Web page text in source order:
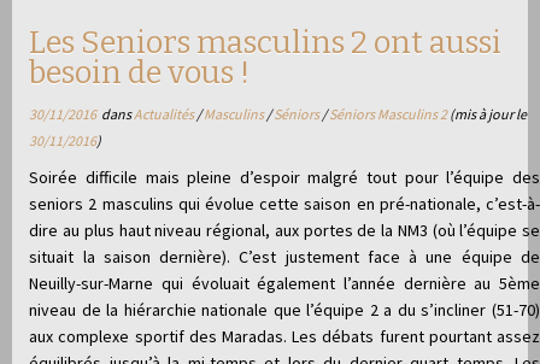
Les Seniors masculins 2 ont aussi
besoin de vous !
30/11/2016dansActualités/Masculins/Séniors/Séniors Masculins 2(mis à jour le
30/11/2016)
Soirée difficile mais pleine d’espoir malgré tout pour l’équipe des
seniors 2 masculins qui évolue cette saison en pré-nationale, c’est-à-
dire au plus haut niveau régional, aux portes de la NM3 (où l’équipe se
situait la saison dernière). C’est justement face à une équipe de
Neuilly-sur-Marne qui évoluait également l’année dernière au 5ème
niveau de la hiérarchie nationale que l’équipe 2 a du s’incliner (51-70)
aux complexe sportif des Maradas. Les débats furent pourtant assez